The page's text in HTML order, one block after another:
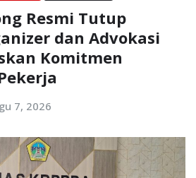
Resmi Tutup
dan Advokasi
Komitmen
7, 2026